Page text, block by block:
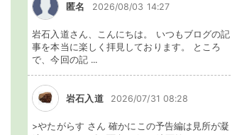
匿名 2026/08/03 14:27
岩石入道さん、こんにちは。 いつもブログの記
事を本当に楽しく拝見しております。 ところ
で、今回の記 ...
岩石入道 2026/07/31 08:28
>やたがらす さん 確かにこの予告編は見所が凝